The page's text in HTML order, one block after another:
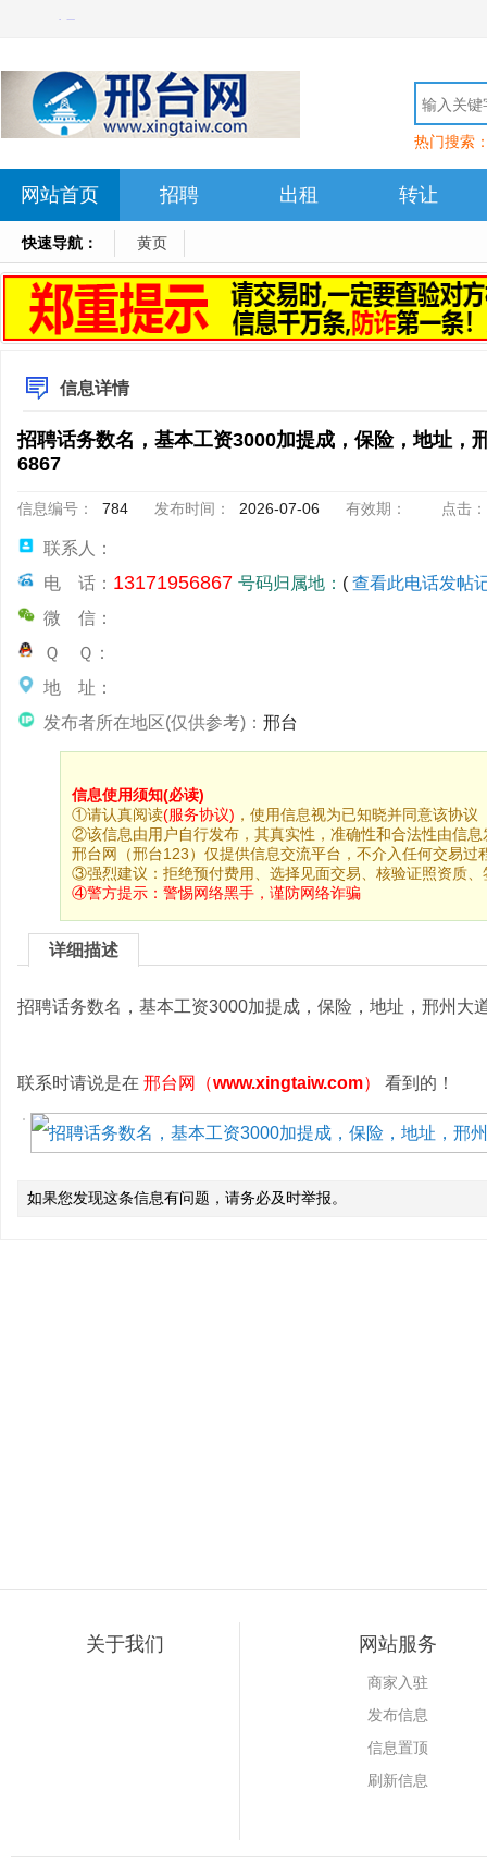
热门搜索
网站首页 招聘 出租 转让
快速导航： 黄页
信息详情
招聘话务数名，基本工资3000加提成，保险，地址，
6867
信息编号： 784 发布时间： 2026-07-06 有效期： 点击：
联系人：
电 话： 13171956867 号码归属地： ( 查看此电话发帖
微 信：
Ｑ Ｑ：
地 址：
发布者所在地区(仅供参考)： 邢台
信息使用须知(必读)
①请认真阅读(服务协议) ，使用信息视为已知晓并同意该协议
②该信息由用户自行发布，其真实性，准确性和合法性由信息
邢台网（邢台123）仅提供信息交流平台，不介入任何交易过
③强烈建议：拒绝预付费用、选择见面交易、核验证照资质、
④警方提示： 警惕网络黑手，谨防网络诈骗
详细描述
招聘话务数名，基本工资3000加提成，保险，地址，邢州大
联系时请说是在 邢台网（www.xingtaiw.com） 看到的！
如果您发现这条信息有问题，请务必及时举报。
关于我们 网站服务
商家入驻
发布信息
信息置顶
刷新信息